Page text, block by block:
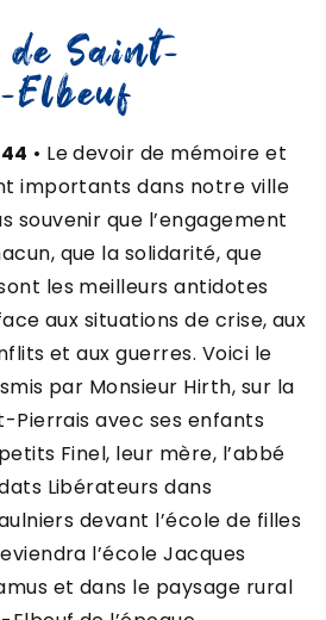
Saint-
• Le devoir de mémoire et
importants dans notre ville
souvenir que l’engagement
que la solidarité, que
les meilleurs antidotes
aux situations de crise, aux
et aux guerres. Voici le
par Monsieur Hirth, sur la
Pierrais avec ses enfants
Finel, leur mère, l’abbé
Libérateurs dans
devant l’école de filles
l’école Jacques
et dans le paysage rural